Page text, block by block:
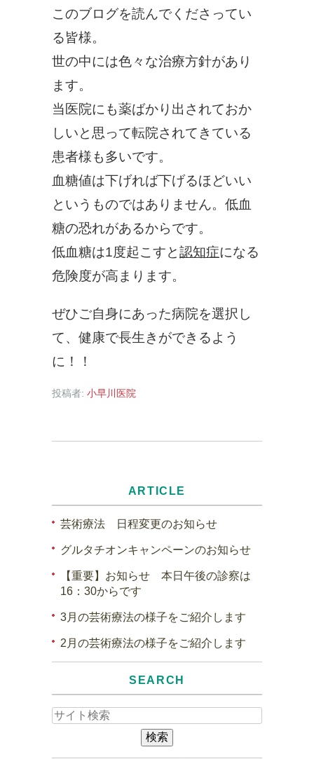
このブログを読んでくださってい
る皆様。
世の中には色々な治療方針があり
ます。
当医院にも薬ばかり出されておか
しいと思って転院されてきている
患者様も多いです。
血糖値は下げれば下げるほどいい
というものではありません。低血
糖の恐れがあるからです。
低血糖は1度起こすと認知症になる
危険度が高まります。
ぜひご自身にあった病院を選択し
て、健康で長生きができるよう
に！！
投稿者: 小早川医院
ARTICLE
芸術療法 日程変更のお知らせ
グルタチオンキャンペーンのお知らせ
【重要】お知らせ 本日午後の診察は
16：30からです
3月の芸術療法の様子をご紹介します
2月の芸術療法の様子をご紹介します
SEARCH